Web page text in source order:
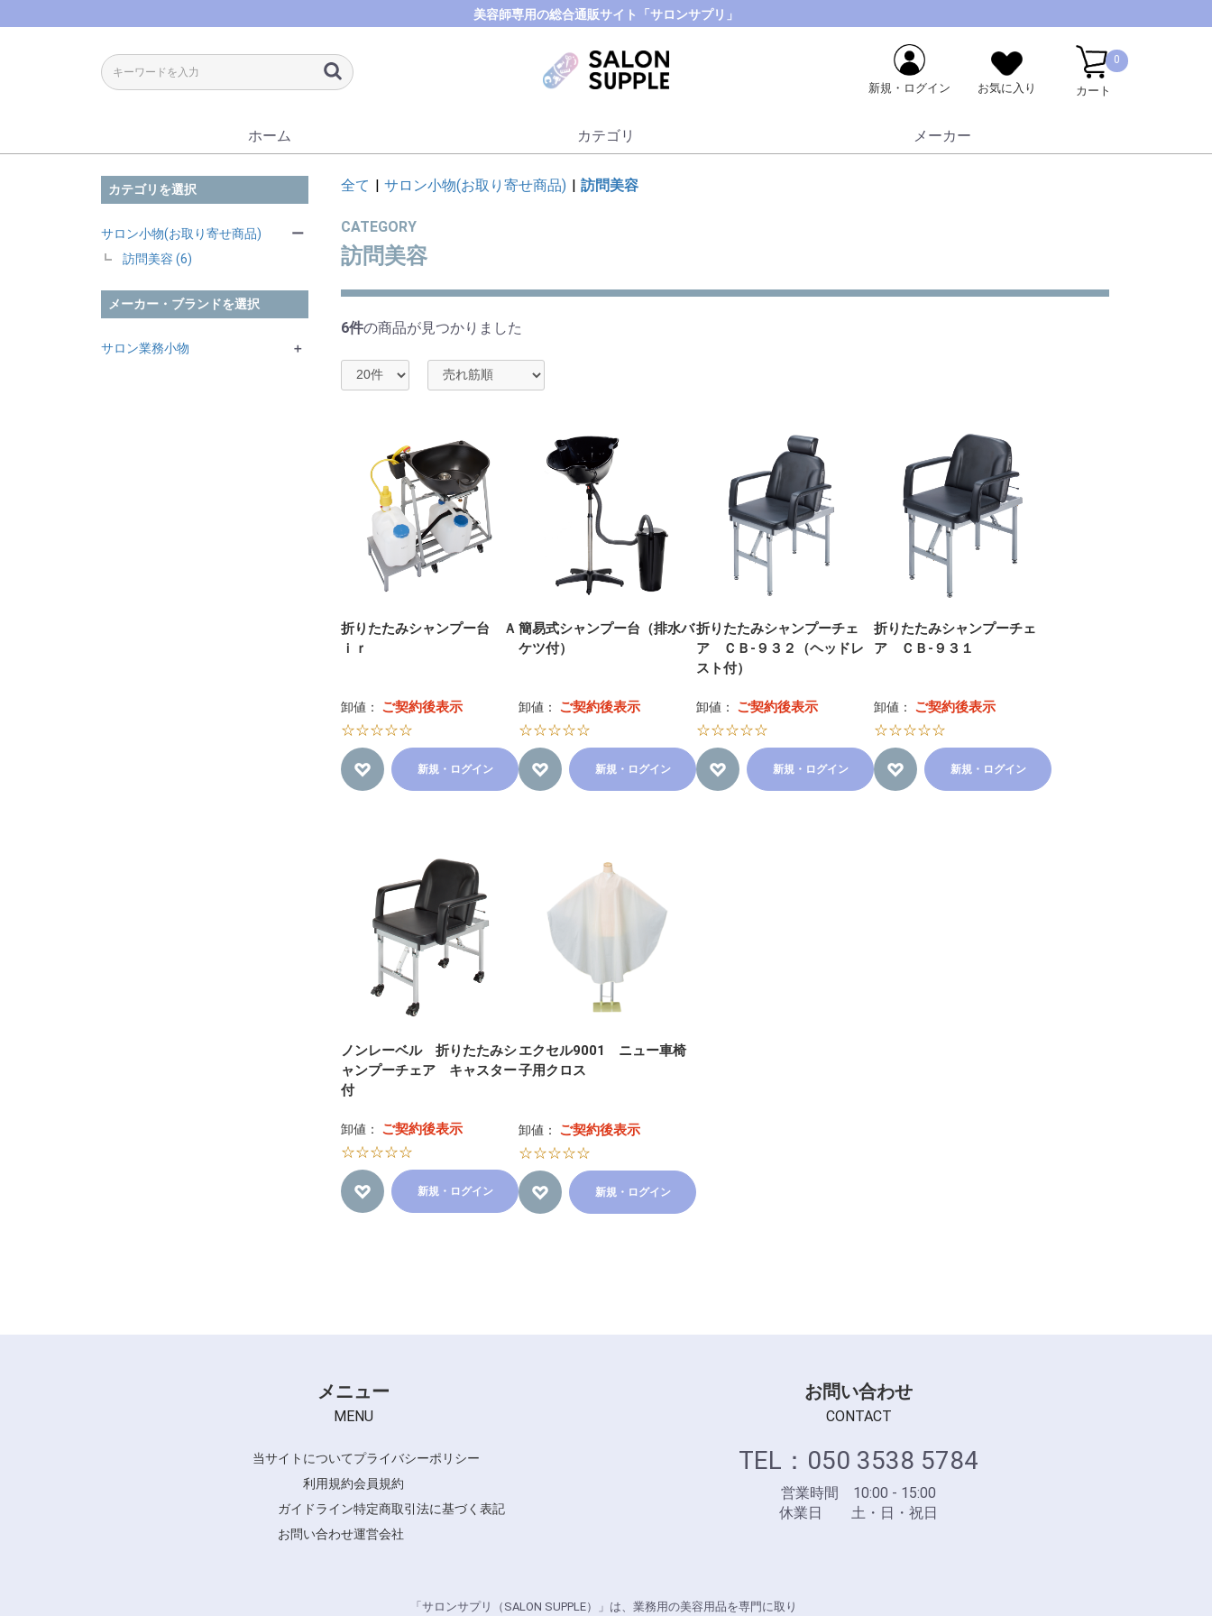
美容師専用の総合通販サイト「サロンサプリ」
新規・ログイン お気に入り
0
カート
ホーム カテゴリ メーカー
カテゴリを選択
サロン小物(お取り寄せ商品)
訪問美容 (6)
ー
メーカー・ブランドを選択
サロン業務小物 ＋
全て サロン小物(お取り寄せ商品) 訪問美容
CATEGORY
訪問美容
6件の商品が見つかりました
折りたたみシャンプー台 Ａ
ｉｒ
卸値： ご契約後表示
☆☆☆☆☆
新規・ログイン
簡易式シャンプー台（排水バ
ケツ付）
卸値： ご契約後表示
☆☆☆☆☆
新規・ログイン
折りたたみシャンプーチェ
ア ＣＢ-９３２（ヘッドレ
スト付）
卸値： ご契約後表示
☆☆☆☆☆
新規・ログイン
折りたたみシャンプーチェ
ア ＣＢ-９３１
卸値： ご契約後表示
☆☆☆☆☆
新規・ログイン
ノンレーベル 折りたたみシ
ャンプーチェア キャスター
付
卸値： ご契約後表示
☆☆☆☆☆
新規・ログイン
エクセル9001 ニュー車椅
子用クロス
卸値： ご契約後表示
☆☆☆☆☆
新規・ログイン
メニュー
MENU
当サイトについてプライバシーポリシー
利用規約会員規約
ガイドライン特定商取引法に基づく表記
お問い合わせ運営会社
お問い合わせ
CONTACT
TEL：050 3538 5784
営業時間 10:00 - 15:00
休業日 土・日・祝日
「サロンサプリ（SALON SUPPLE）」は、業務用の美容用品を専門に取り